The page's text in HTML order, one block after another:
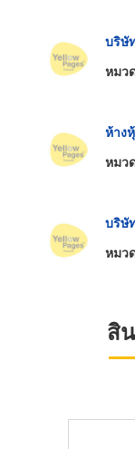
บริษั
หมว
ห้าง
หมว
บริษั
หมว
สิ